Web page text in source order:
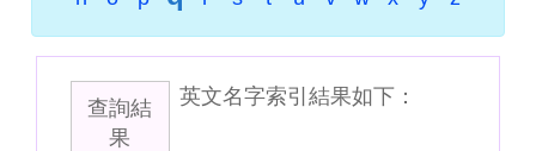
查詢結
果
英文名字索引結果如下：